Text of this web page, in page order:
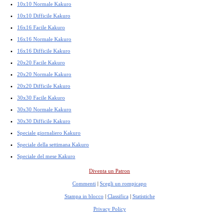
10x10 Normale Kakuro
10x10 Difficile Kakuro
16x16 Facile Kakuro
16x16 Normale Kakuro
16x16 Difficile Kakuro
20x20 Facile Kakuro
20x20 Normale Kakuro
20x20 Difficile Kakuro
30x30 Facile Kakuro
30x30 Normale Kakuro
30x30 Difficile Kakuro
Speciale giornaliero Kakuro
Speciale della settimana Kakuro
Speciale del mese Kakuro
Diventa un Patron
Commenti | Scegli un rompicapo
Stampa in blocco | Classifica | Statistiche
Privacy Policy